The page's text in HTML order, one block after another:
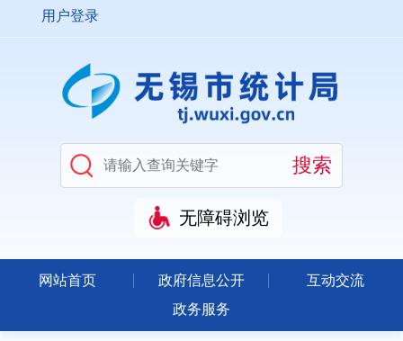
用户登录
无障碍浏览
网站首页 政府信息公开
互动交流
政务服务